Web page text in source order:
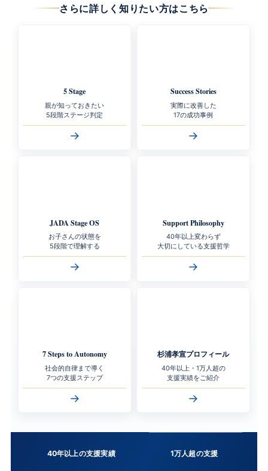
さらに詳しく知りたい方はこちら
5 Stage
親が知っておきたい
5段階ステージ判定
→
Success Stories
実際に改善した
17の成功事例
→
JADA Stage OS
お子さんの状態を
5段階で理解する
→
Support Philosophy
40年以上変わらず
大切にしている支援哲学
→
7 Steps to Autonomy
社会的自律まで導く
7つの支援ステップ
→
杉浦孝宣プロフィール
40年以上・1万人超の
支援実績をご紹介
→
40年以上の支援実績 1万人超の支援